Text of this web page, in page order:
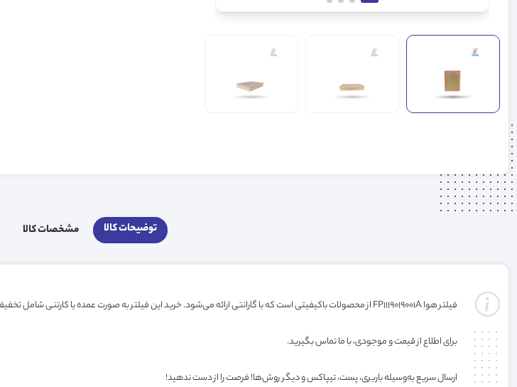
توضیحات کالا مشخصات کالا
فیلتر هوا FP1119019001A از محصولات باکیفیتی است که با گارانتی ارائه می‌شود. خرید این فیلتر به صورت عمده یا کارتنی شامل تخفیف ویژه فروشگاه می‌باشد.
برای اطلاع از قیمت و موجودی، با ما تماس بگیرید.
ارسال سریع به‌وسیله باربری، پست، تیپاکس و دیگر روش‌ها! فرصت را از دست ندهید!